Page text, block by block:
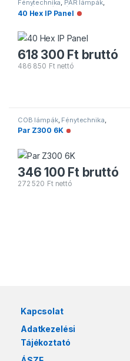
Fénytechnika, PAR lámpák,
PAR/BAR lámpák
40 Hex IP Panel Nincs raktáron
618 300 Ft bruttó
486 850 Ftnettó
COB lámpák, Fénytechnika
PAR/BAR lámpák
Par Z300 6K Nincs raktáron
346 100 Ft bruttó
272 520 Ftnettó
Kapcsolat
Adatkezelési
Tájékoztató